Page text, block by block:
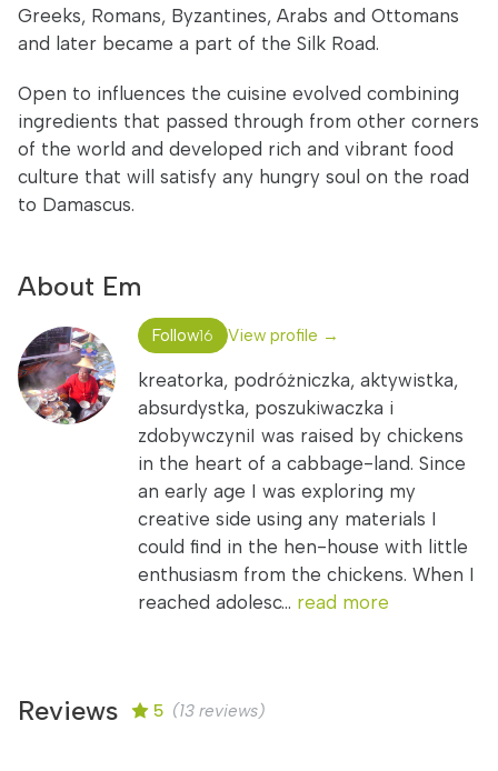
Greeks, Romans, Byzantines, Arabs and Ottomans
and later became a part of the Silk Road.
Open to influences the cuisine evolved combining
ingredients that passed through from other corners
of the world and developed rich and vibrant food
culture that will satisfy any hungry soul on the road
to Damascus.
About Em
Follow16 View profile →
kreatorka, podróżniczka, aktywistka,
absurdystka, poszukiwaczka i
zdobywczyniI was raised by chickens
in the heart of a cabbage-land. Since
an early age I was exploring my
creative side using any materials I
could find in the hen-house with little
enthusiasm from the chickens. When I
reached adolesc... read more
Reviews 5 (13 reviews)